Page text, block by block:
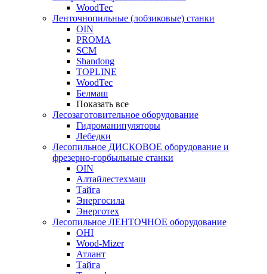
WoodTec
Ленточнопильные (лобзиковые) станки
OIN
PROMA
SCM
Shandong
TOPLINE
WoodTec
Белмаш
Показать все
Лесозаготовительное оборудование
Гидроманипуляторы
Лебедки
Лесопильное ДИСКОВОЕ оборудование и
фрезерно-горбыльные станки
OIN
Алтайлестехмаш
Тайга
Энергосила
Энерготех
Лесопильное ЛЕНТОЧНОЕ оборудование
OHI
Wood-Mizer
Атлант
Тайга